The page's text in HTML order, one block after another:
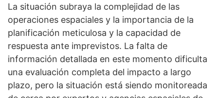
La situación subraya la complejidad de las
operaciones espaciales y la importancia de la
planificación meticulosa y la capacidad de
respuesta ante imprevistos. La falta de
información detallada en este momento dificulta
una evaluación completa del impacto a largo
plazo, pero la situación está siendo monitoreada